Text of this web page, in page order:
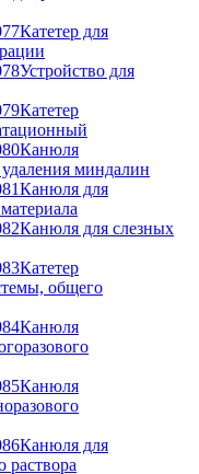
Катетер для
Устройство для
Катетер
Канюля
миндалин
Канюля для
Канюля для слезных
Катетер
общего
Канюля
Канюля
Канюля для
раствора